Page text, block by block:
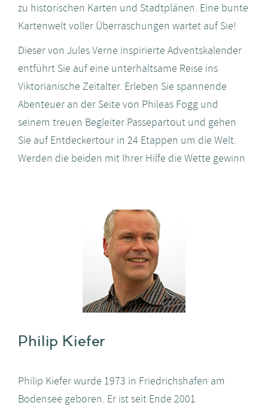
zu historischen Karten und Stadtplänen. Eine bunte
Kartenwelt voller Überraschungen wartet auf Sie!
Dieser von Jules Verne inspirierte Adventskalender
entführt Sie auf eine unterhaltsame Reise ins
Viktorianische Zeitalter. Erleben Sie spannende
Abenteuer an der Seite von Phileas Fogg und
seinem treuen Begleiter Passepartout und gehen
Sie auf Entdeckertour in 24 Etappen um die Welt.
Werden die beiden mit Ihrer Hilfe die Wette gewinn
Philip Kiefer
Philip Kiefer wurde 1973 in Friedrichshafen am
Bodensee geboren. Er ist seit Ende 2001